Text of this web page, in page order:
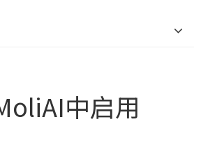
中启用